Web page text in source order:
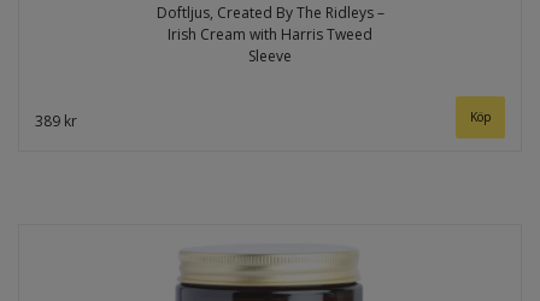
Doftljus, Created By The Ridleys –
Irish Cream with Harris Tweed
Sleeve
389 kr